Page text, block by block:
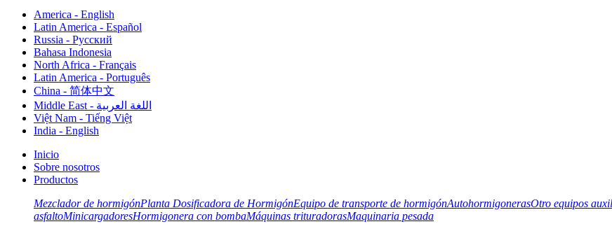
America - English
Latin America - Español
Russia - Pусский
Bahasa Indonesia
North Africa - Français
Latin America - Português
China - 简体中文
Middle East - اللغة العربية
Việt Nam - Tiếng Việt
India - English
Inicio
Sobre nosotros
Productos
Mezclador de hormigónPlanta Dosificadora de HormigónEquipo de transporte de hormigónAutohormigonerasOtro equipos
asfaltoMinicargadoresHormigonera con bombaMáquinas trituradorasMaquinaria pesada